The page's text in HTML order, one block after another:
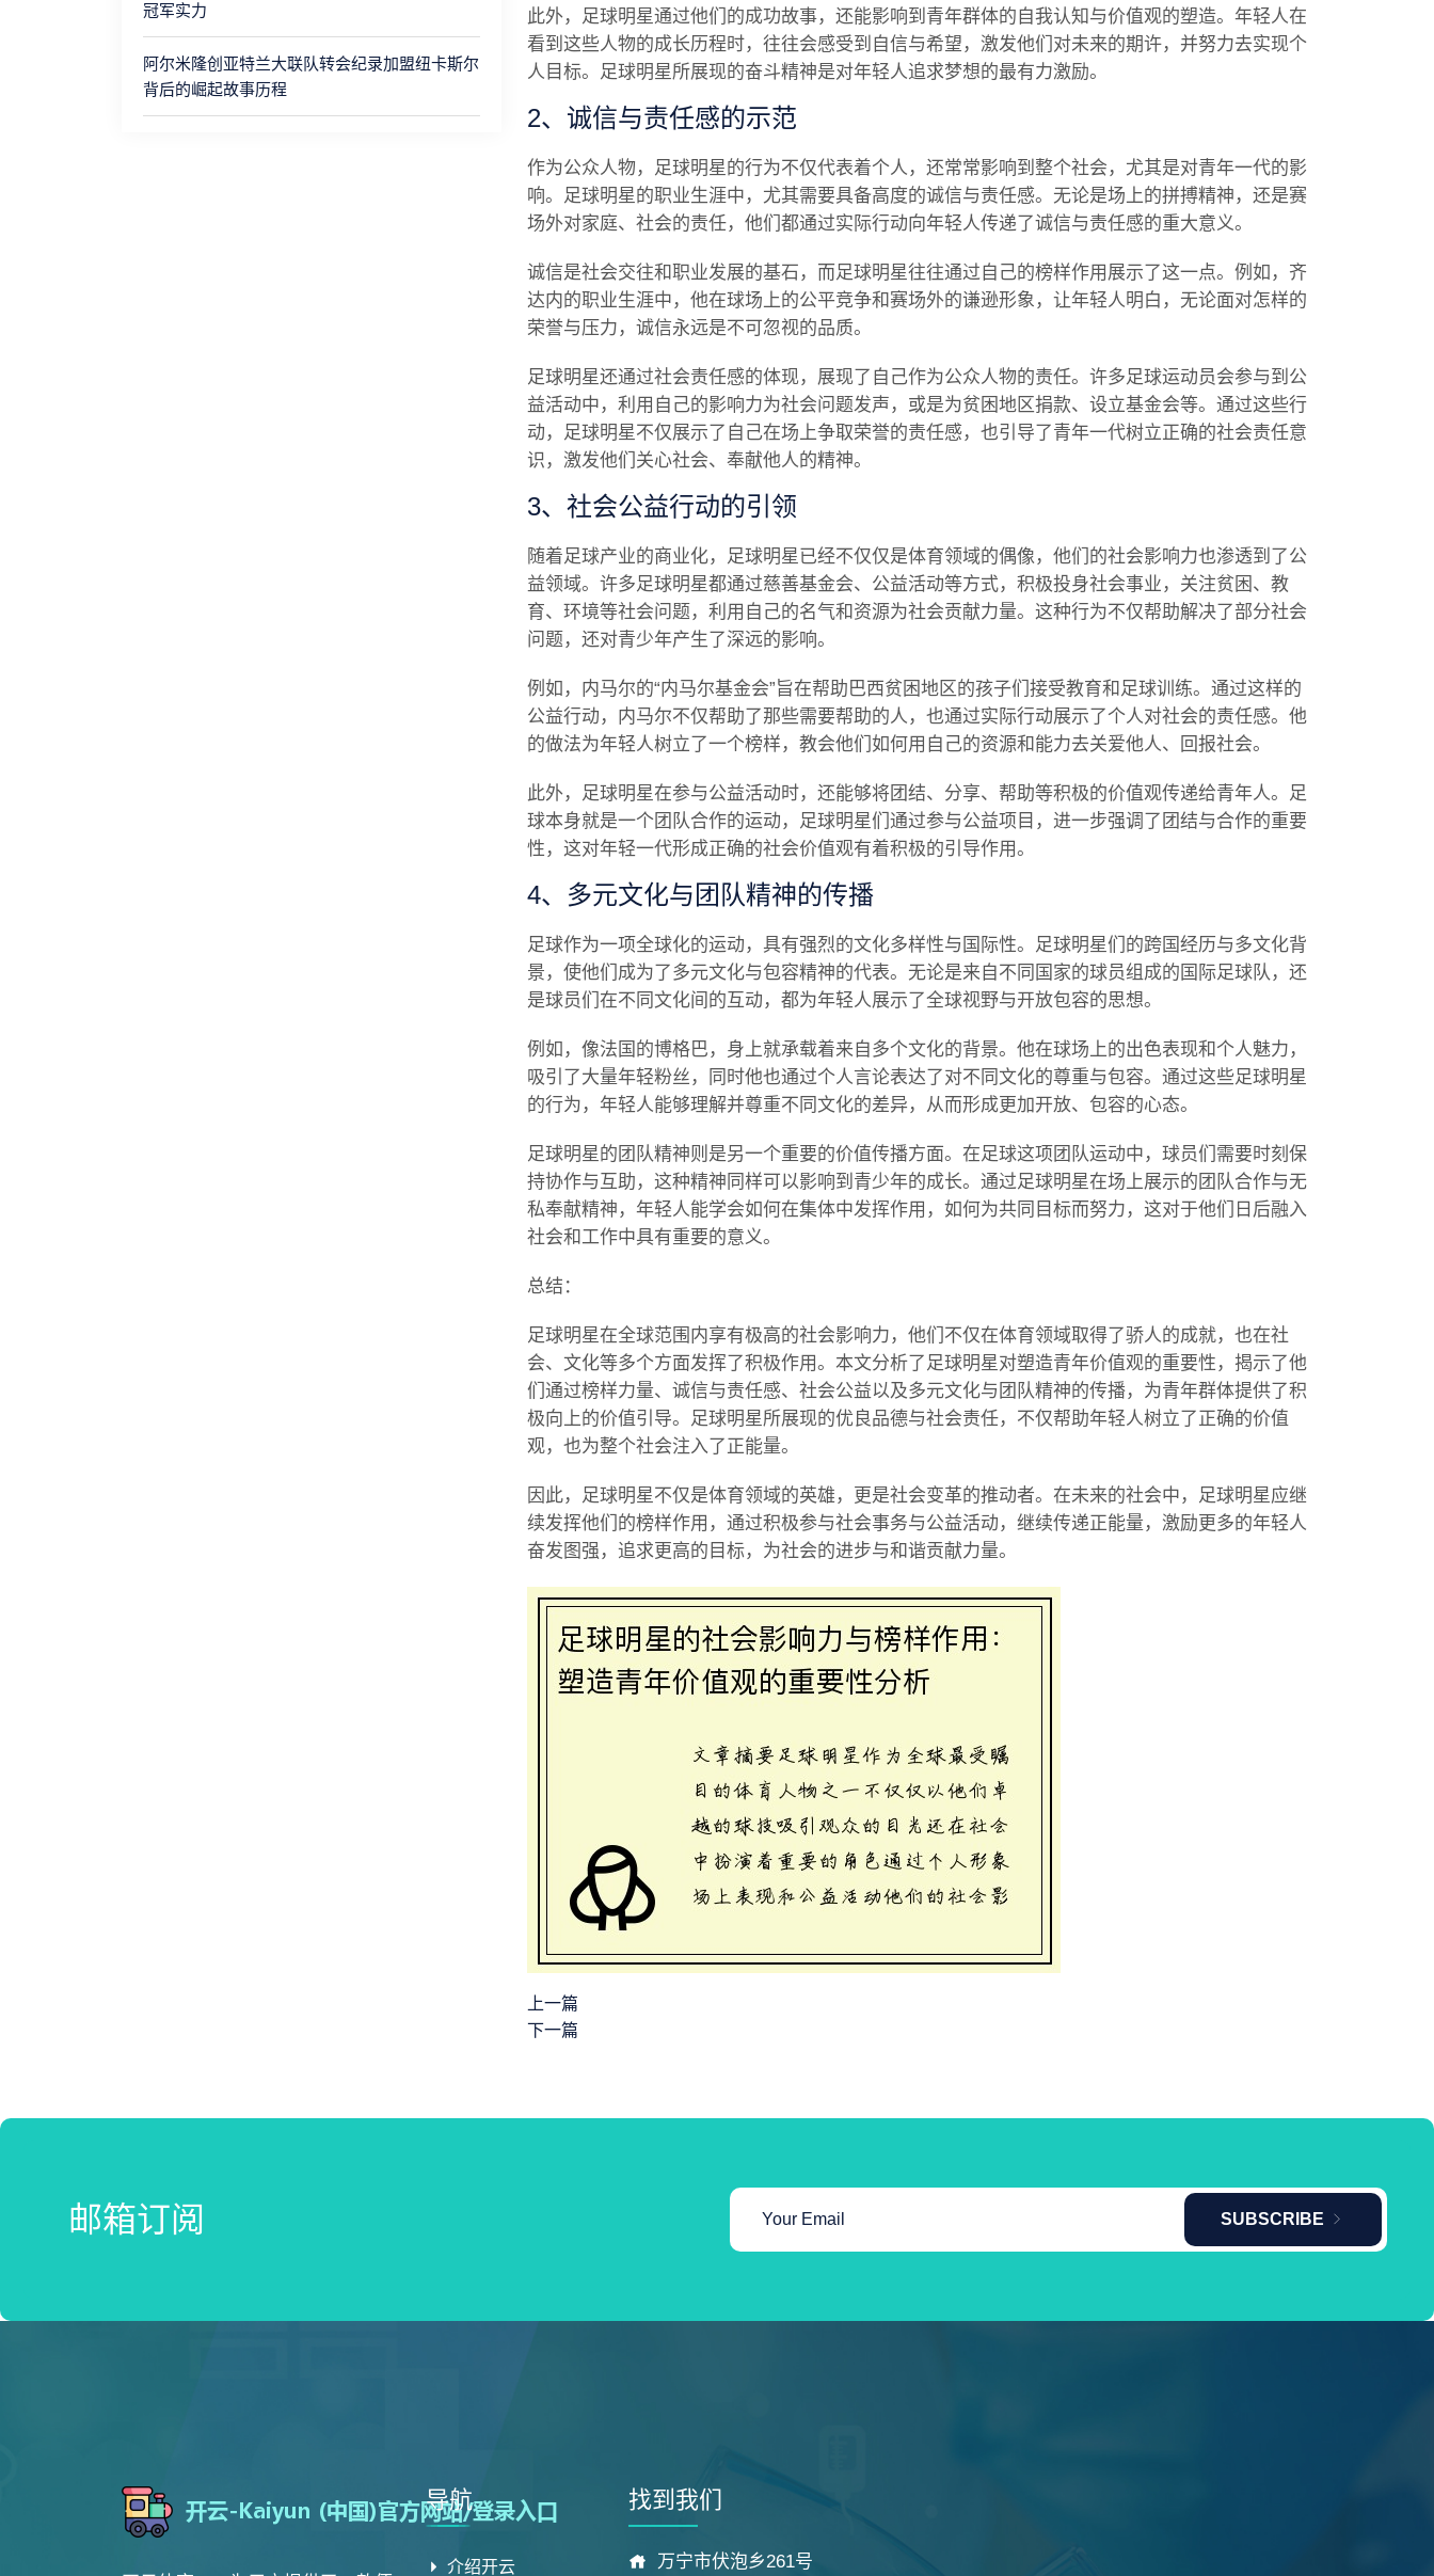
冠军实力
阿尔米隆创亚特兰大联队转会纪录加盟纽卡斯尔
背后的崛起故事历程
此外，足球明星通过他们的成功故事，还能影响到青年群体的自我认知与价值观的塑造。年轻人在
看到这些人物的成长历程时，往往会感受到自信与希望，激发他们对未来的期许，并努力去实现个
人目标。足球明星所展现的奋斗精神是对年轻人追求梦想的最有力激励。
2、诚信与责任感的示范
作为公众人物，足球明星的行为不仅代表着个人，还常常影响到整个社会，尤其是对青年一代的影
响。足球明星的职业生涯中，尤其需要具备高度的诚信与责任感。无论是场上的拼搏精神，还是赛
场外对家庭、社会的责任，他们都通过实际行动向年轻人传递了诚信与责任感的重大意义。
诚信是社会交往和职业发展的基石，而足球明星往往通过自己的榜样作用展示了这一点。例如，齐
达内的职业生涯中，他在球场上的公平竞争和赛场外的谦逊形象，让年轻人明白，无论面对怎样的
荣誉与压力，诚信永远是不可忽视的品质。
足球明星还通过社会责任感的体现，展现了自己作为公众人物的责任。许多足球运动员会参与到公
益活动中，利用自己的影响力为社会问题发声，或是为贫困地区捐款、设立基金会等。通过这些行
动，足球明星不仅展示了自己在场上争取荣誉的责任感，也引导了青年一代树立正确的社会责任意
识，激发他们关心社会、奉献他人的精神。
3、社会公益行动的引领
随着足球产业的商业化，足球明星已经不仅仅是体育领域的偶像，他们的社会影响力也渗透到了公
益领域。许多足球明星都通过慈善基金会、公益活动等方式，积极投身社会事业，关注贫困、教
育、环境等社会问题，利用自己的名气和资源为社会贡献力量。这种行为不仅帮助解决了部分社会
问题，还对青少年产生了深远的影响。
例如，内马尔的“内马尔基金会”旨在帮助巴西贫困地区的孩子们接受教育和足球训练。通过这样的
公益行动，内马尔不仅帮助了那些需要帮助的人，也通过实际行动展示了个人对社会的责任感。他
的做法为年轻人树立了一个榜样，教会他们如何用自己的资源和能力去关爱他人、回报社会。
此外，足球明星在参与公益活动时，还能够将团结、分享、帮助等积极的价值观传递给青年人。足
球本身就是一个团队合作的运动，足球明星们通过参与公益项目，进一步强调了团结与合作的重要
性，这对年轻一代形成正确的社会价值观有着积极的引导作用。
4、多元文化与团队精神的传播
足球作为一项全球化的运动，具有强烈的文化多样性与国际性。足球明星们的跨国经历与多文化背
景，使他们成为了多元文化与包容精神的代表。无论是来自不同国家的球员组成的国际足球队，还
是球员们在不同文化间的互动，都为年轻人展示了全球视野与开放包容的思想。
例如，像法国的博格巴，身上就承载着来自多个文化的背景。他在球场上的出色表现和个人魅力，
吸引了大量年轻粉丝，同时他也通过个人言论表达了对不同文化的尊重与包容。通过这些足球明星
的行为，年轻人能够理解并尊重不同文化的差异，从而形成更加开放、包容的心态。
足球明星的团队精神则是另一个重要的价值传播方面。在足球这项团队运动中，球员们需要时刻保
持协作与互助，这种精神同样可以影响到青少年的成长。通过足球明星在场上展示的团队合作与无
私奉献精神，年轻人能学会如何在集体中发挥作用，如何为共同目标而努力，这对于他们日后融入
社会和工作中具有重要的意义。
总结：
足球明星在全球范围内享有极高的社会影响力，他们不仅在体育领域取得了骄人的成就，也在社
会、文化等多个方面发挥了积极作用。本文分析了足球明星对塑造青年价值观的重要性，揭示了他
们通过榜样力量、诚信与责任感、社会公益以及多元文化与团队精神的传播，为青年群体提供了积
极向上的价值引导。足球明星所展现的优良品德与社会责任，不仅帮助年轻人树立了正确的价值
观，也为整个社会注入了正能量。
因此，足球明星不仅是体育领域的英雄，更是社会变革的推动者。在未来的社会中，足球明星应继
续发挥他们的榜样作用，通过积极参与社会事务与公益活动，继续传递正能量，激励更多的年轻人
奋发图强，追求更高的目标，为社会的进步与和谐贡献力量。
上一篇
下一篇
邮箱订阅 SUBSCRIBE
导航
介绍开云
找到我们
万宁市伏泡乡261号